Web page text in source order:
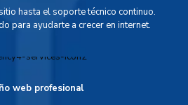
hasta el soporte técnico continuo.
para ayudarte a crecer en internet.
web profesional